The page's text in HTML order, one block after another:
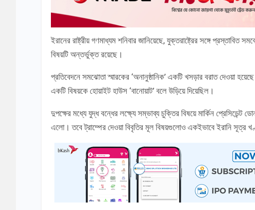
ইরানের রাষ্ট্রীয় গণমাধ্যম শনিবার জানিয়েছে, যুক্তরাষ্ট্রের সঙ্গে
বিষয়টি অন্তর্ভুক্ত রয়েছে।
প্রতিবেদনে সমঝোতা স্মারকের ‘অনানুষ্ঠানিক’ একটি খসড়ার বরাত দেওয়া
একটি বিষয়কে হোয়াইট হাউস ‘বানোয়াট’ বলে উড়িয়ে দিয়েছিল।
দুপক্ষের মধ্যে যুদ্ধ বন্ধের লক্ষ্যে সম্ভাব্য চুক্তির বিষয়ে মার্কিন প্রেসিডেন্ট
এলো। তবে ট্রাম্পের দেওয়া বিবৃতির মূল বিষয়গুলোও একইভাবে ইরানি সূত্র